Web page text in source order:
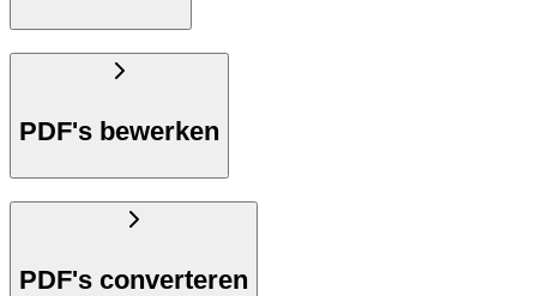
PDF's bewerken
PDF's converteren